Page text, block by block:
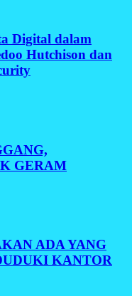
Digital dalam
Hutchison dan
GERAM
ADA YANG
KANTOR